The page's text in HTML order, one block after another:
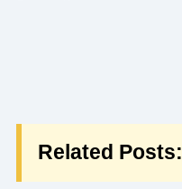
Related Posts: